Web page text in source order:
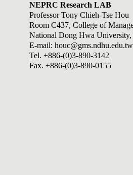
NEPRC Research LAB
Professor Tony Chieh-Tse Hou
Room C437, College of
National Dong Hwa University,
E-mail: houc@gms.ndhu.edu.tw
Tel. +886-(0)3-890-3142
Fax. +886-(0)3-890-0155